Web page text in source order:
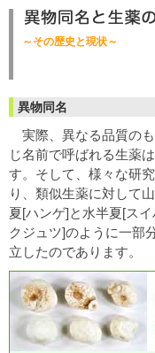
～その歴史と現状～
異物同名
実際、異なる品質の
じ名前で呼ばれる生薬
す。そして、様々な研
り、類似生薬に対して
夏[ハンゲ]と水半夏[ス
クジュツ]のように一部
立したのであります。